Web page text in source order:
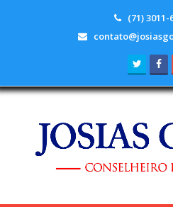
(71) 3011-
Twitter